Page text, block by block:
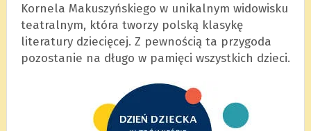
Kornela Makuszyńskiego w unikalnym widowisku
teatralnym, która tworzy polską klasykę
literatury dziecięcej. Z pewnością ta przygoda
pozostanie na długo w pamięci wszystkich dzieci.